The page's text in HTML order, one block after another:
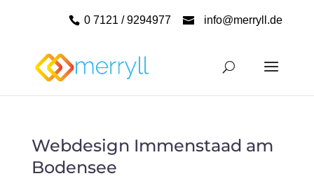
0 7121 / 9294977 info@merryll.de
Webdesign Immenstaad am
Bodensee